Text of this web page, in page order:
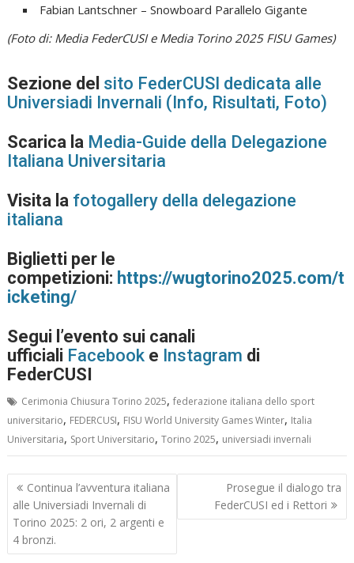
Fabian Lantschner – Snowboard Parallelo Gigante
(Foto di: Media FederCUSI e Media Torino 2025 FISU Games)
Sezione del sito FederCUSI dedicata alle
Universiadi Invernali (Info, Risultati, Foto)
Scarica la Media-Guide della Delegazione
Italiana Universitaria
Visita la fotogallery della delegazione
italiana
Biglietti per le
competizioni: https://wugtorino2025.com/t
icketing/
Segui l’evento sui canali
ufficiali Facebook e Instagram di
FederCUSI
Cerimonia Chiusura Torino 2025,federazione italiana dello sport
universitario, FEDERCUSI, FISU World University Games Winter, Italia
Universitaria, Sport Universitario,Torino 2025, universiadi invernali
Navigazione
articoli
Continua l’avventura italiana
alle Universiadi Invernali di
Torino 2025: 2 ori, 2 argenti e
4 bronzi.
Prosegue il dialogo tra
FederCUSI ed i Rettori